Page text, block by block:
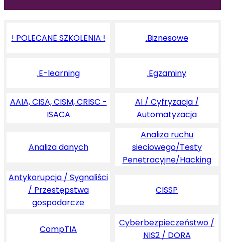
! POLECANE SZKOLENIA ! .Biznesowe
.E-learning .Egzaminy
AAIA, CISA, CISM, CRISC -
ISACA
AI / Cyfryzacja /
Automatyzacja
Analiza danych
Analiza ruchu
sieciowego/Testy
Penetracyjne/Hacking
Antykorupcja / Sygnaliści
/ Przestępstwa
gospodarcze
CISSP
CompTIA
Cyberbezpieczeństwo /
NIS2 / DORA